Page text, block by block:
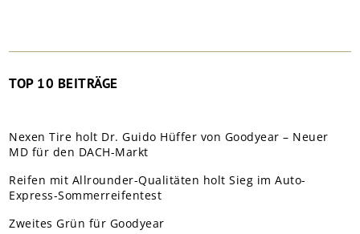
TOP 10 BEITRÄGE
Nexen Tire holt Dr. Guido Hüffer von Goodyear – Neuer
MD für den DACH-Markt
Reifen mit Allrounder-Qualitäten holt Sieg im Auto-
Express-Sommerreifentest
Zweites Grün für Goodyear